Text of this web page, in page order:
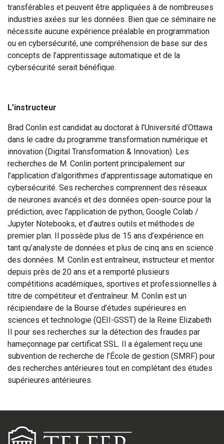
transférables et peuvent être appliquées à de nombreuses
industries axées sur les données. Bien que ce séminaire ne
nécessite aucune expérience préalable en programmation
ou en cybersécurité, une compréhension de base sur des
concepts de l’apprentissage automatique et de la
cybersécurité serait bénéfique.
L’instructeur
Brad Conlin est candidat au doctorat à l’Université d’Ottawa
dans le cadre du programme transformation numérique et
innovation (Digital Transformation & Innovation). Les
recherches de M. Conlin portent principalement sur
l’application d’algorithmes d’apprentissage automatique en
cybersécurité. Ses recherches comprennent des réseaux
de neurones avancés et des données open-source pour la
prédiction, avec l’application de python, Google Colab /
Jupyter Notebooks, et d’autres outils et méthodes de
premier plan. Il possède plus de 15 ans d’expérience en
tant qu’analyste de données et plus de cinq ans en science
des données. M. Conlin est entraîneur, instructeur et mentor
depuis près de 20 ans et a remporté plusieurs
compétitions académiques, sportives et professionnelles à
titre de compétiteur et d’entraîneur. M. Conlin est un
récipiendaire de la Bourse d’études supérieures en
sciences et technologie (QEII-GSST) de la Reine Elizabeth
II pour ses recherches sur la détection des fraudes par
hameçonnage par certificat SSL. Il a également reçu une
subvention de recherche de l’École de gestion (SMRF) pour
des recherches antérieures tout en complétant des études
supérieures antérieures.